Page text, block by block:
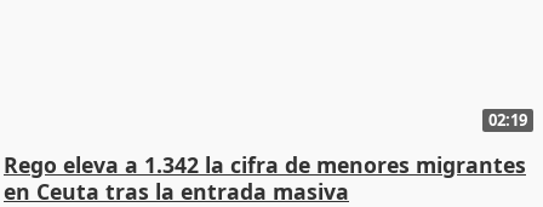
02:19
Rego eleva a 1.342 la cifra de menores migrantes
en Ceuta tras la entrada masiva